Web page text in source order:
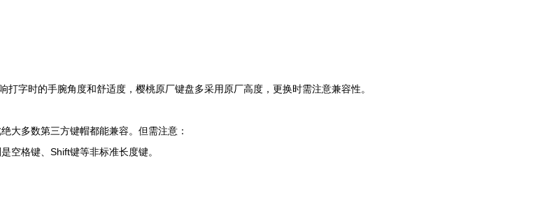
字时的手腕角度和舒适度，樱桃原厂键盘多采用原厂高度，更换时需注意兼容性。
大多数第三方键帽都能兼容。但需注意：
空格键、Shift键等非标准长度键。